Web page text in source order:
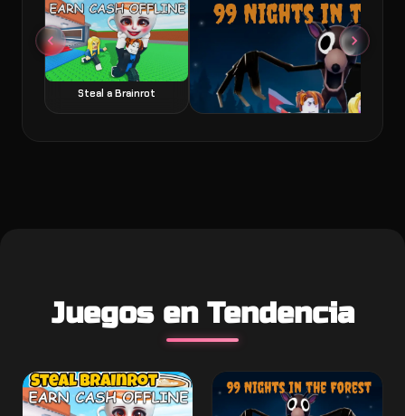
Steal a Brainrot
Juegos en Tendencia